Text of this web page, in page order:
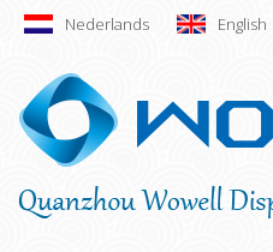
Nederlands English